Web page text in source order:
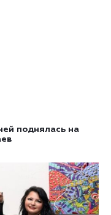
поднялась на